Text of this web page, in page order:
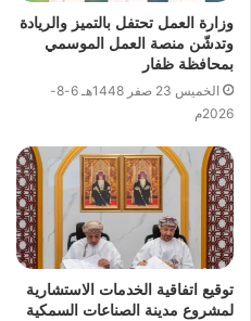
وزارة العمل تحتفل بالتميز والريادة
وتدشّن منصة العمل الموسمي
بمحافظة ظفار
الخميس 23 صفر 1448هـ 6-8-
2026م
توقيع اتفاقية الخدمات الاستشارية
لمشروع مدينة الصناعات السمكية